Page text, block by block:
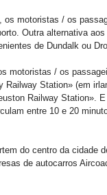
os motoristas / os
Outra alternativa
de Dundalk ou
motoristas / os
Railway Station» (em
Railway Station».
entre 10 e 20
do centro da cidade
de autocarros